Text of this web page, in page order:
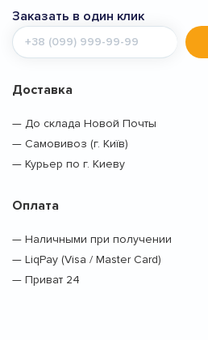
Заказать в один клик
Мобильный
телефон
Доставка
— До склада Новой Почты
— Самовивоз (г. Київ)
— Курьер по г. Киеву
Оплата
— Наличными при получении
— LiqPay (Visa / Master Card)
— Приват 24